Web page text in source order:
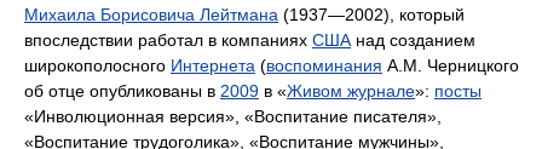
Михаила Борисовича Лейтмана (1937—2002), который
впоследствии работал в компаниях США над созданием
широкополосного Интернета (воспоминания А.М. Черницкого
об отце опубликованы в 2009 в «Живом журнале»: посты
«Инволюционная версия», «Воспитание писателя»,
«Воспитание трудоголика», «Воспитание мужчины»,